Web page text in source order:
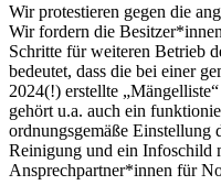
Wir protestieren gegen die
Wir fordern die
Schritte für weiteren Betrieb
bedeutet, dass die bei einer
2024(!) erstellte
gehört u.a. auch ein
ordnungsgemäße Einstellung
Reinigung und ein Infoschild
Ansprechpartner*innen für